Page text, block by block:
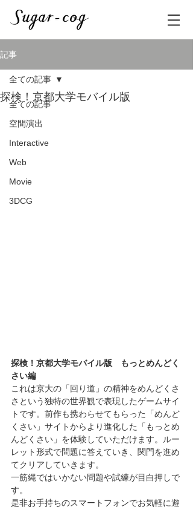
記事
全ての記事
空間演出
Interactive
Web
Movie
3DCG
全ての記事
探検！京都大学モバイル版
探検！京都大学モバイル版　もっとめんどく
さい編
これは京大の「回り道」の精神をめんどくさ
さという独特の世界観で表現したゲームサイ
トです。前作も携わらせてもらった「めんど
くさい」サイトからより進化した「もっとめ
んどくさい」を体験していただけます。ルー
レット形式で問題に答えていき、関門を進め
てクリアしていきます。
一筋縄ではいかない問題や試練が目白押しで
す。
是非お手持ちのスマートフォンでお気軽に遊